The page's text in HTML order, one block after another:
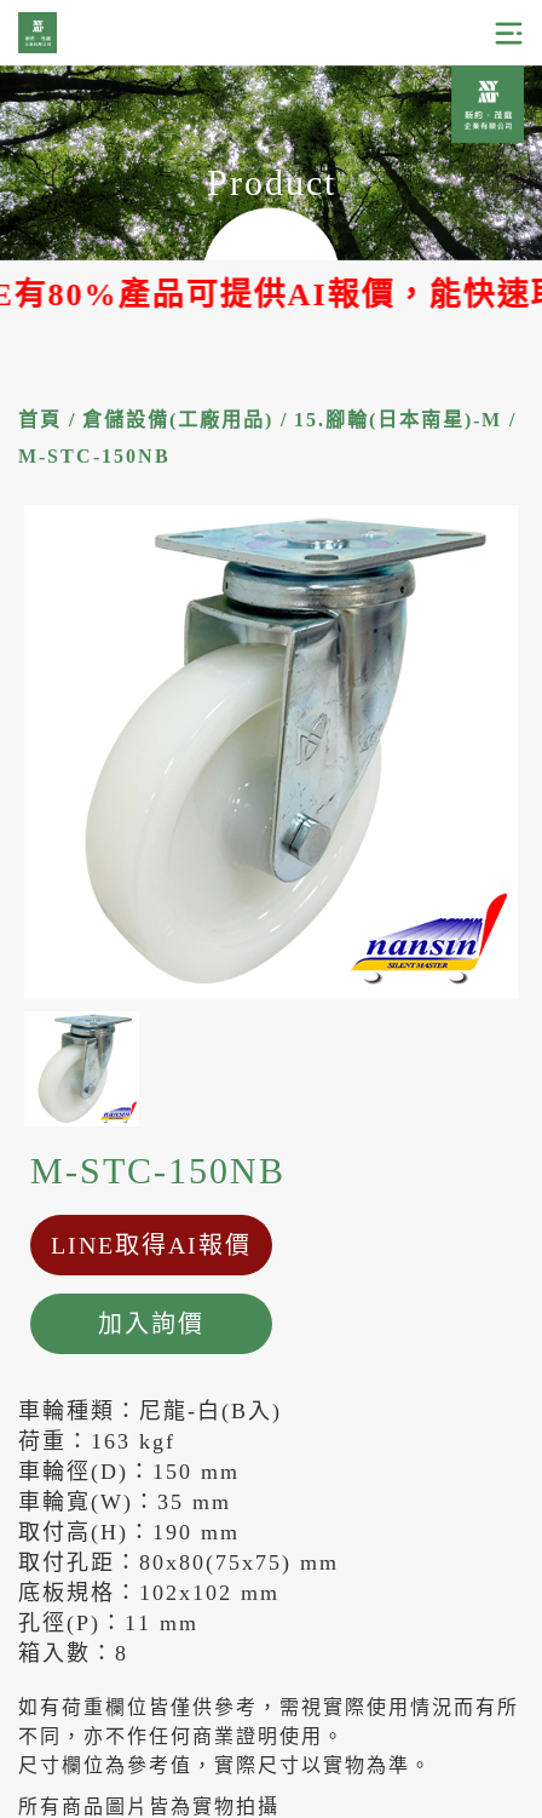
Product
產品可提供AI報價，能快速取得
首頁 / 倉儲設備(工廠用品) / 15.腳輪(日本南星)-M /
M-STC-150NB
M-STC-150NB
LINE取得AI報價
加入詢價
車輪種類：尼龍-白(B入)
荷重：163 kgf
車輪徑(D)：150 mm
車輪寬(W)：35 mm
取付高(H)：190 mm
取付孔距：80x80(75x75) mm
底板規格：102x102 mm
孔徑(P)：11 mm
箱入數：8
如有荷重欄位皆僅供參考，需視實際使用情況而有所
不同，亦不作任何商業證明使用。
尺寸欄位為參考值，實際尺寸以實物為準。
所有商品圖片皆為實物拍攝